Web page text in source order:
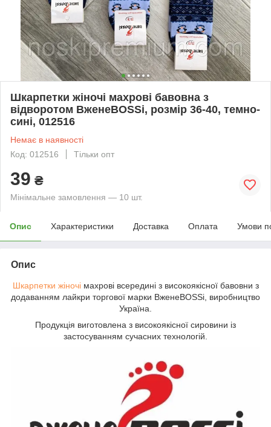
Шкарпетки жіночі махрові бавовна з
відворотом ВженеBOSSі, розмір 36-40, темно-
сині, 012516
Немає в наявності
Код: 012516
Тільки опт
39 ₴
Мінімальне замовлення — 10 шт.
Опис Характеристики Доставка Оплата Умови
Опис
Шкарпетки жіночімахрові всередині з високоякісної бавовни з
додаванням лайкри торгової марки ВженеBOSSi, виробництво
Україна.
Продукція виготовлена з високоякісної сировини із
застосуванням сучасних технологій.